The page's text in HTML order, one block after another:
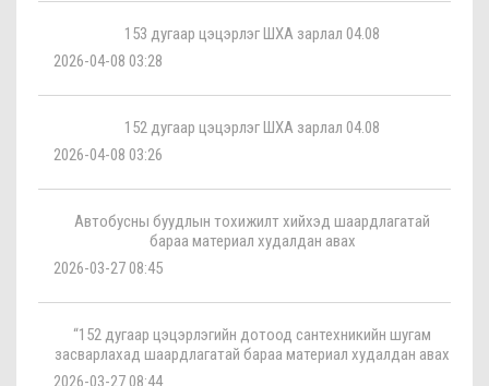
153 дугаар цэцэрлэг ШХА зарлал 04.08
2026-04-08 03:28
152 дугаар цэцэрлэг ШХА зарлал 04.08
2026-04-08 03:26
Автобусны буудлын тохижилт хийхэд шаардлагатай
бараа материал худалдан авах
2026-03-27 08:45
“152 дугаар цэцэрлэгийн дотоод сантехникийн шугам
засварлахад шаардлагатай бараа материал худалдан авах
2026-03-27 08:44